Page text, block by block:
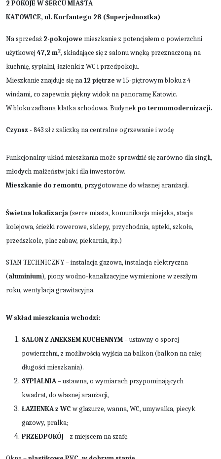
2 POKOJE W SERCU MIASTA
KATOWICE, ul. Korfantego 28 (Superjednostka)
Na sprzedaż 2-pokojowe mieszkanie z potencjałem o powierzchni
użytkowej47,2 m2, składające się z salonu wnęką przeznaczoną na
kuchnię, sypialni, łazienki z WC i przedpokoju.
Mieszkanie znajduje się na12 piętrzew 15-piętrowym bloku z 4
windami, co zapewnia piękny widok na panoramę Katowic.
W bloku zadbana klatka schodowa. Budynekpo termomodernizacji.
Czynsz - 843 zł z zaliczką na centralne ogrzewanie i wodę
Funkcjonalny układ mieszkania może sprawdzić się zarówno dla singli,
młodych małżeństw jak i dla inwestorów.
Mieszkanie do remontu, przygotowane do własnej aranżacji.
Świetna lokalizacja(serce miasta, komunikacja miejska, stacja
kolejowa, ścieżki rowerowe, sklepy, przychodnia, apteki, szkoła,
przedszkole, plac zabaw, piekarnia, itp.)
STAN TECHNICZNY – instalacja gazowa, instalacja elektryczna
(aluminium), piony wodno-kanalizacyjne wymienione w zeszłym
roku, wentylacja grawitacyjna.
W skład mieszkania wchodzi:
SALON Z ANEKSEM KUCHENNYM– ustawny o sporej
powierzchni, z możliwością wyjścia na balkon (balkon na całej
długości mieszkania).
SYPIALNIA– ustawna, o wymiarach przypominających
kwadrat, do własnej aranżacji,
ŁAZIENKA z WCw glazurze, wanna, WC, umywalka, piecyk
gazowy, pralka;
PRZEDPOKÓJ– z miejscem na szafę.